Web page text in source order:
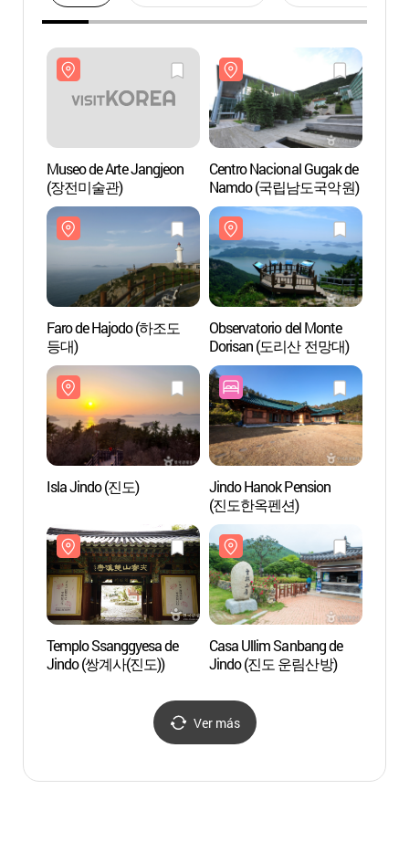
Museo de Arte Jangjeon
(장전미술관)
Centro Nacional Gugak de
Namdo (국립남도국악원)
Faro de Hajodo (하조도
등대)
Observatorio del Monte
Dorisan (도리산 전망대)
Isla Jindo (진도)
Jindo Hanok Pension
(진도한옥펜션)
Templo Ssanggyesa de
Jindo (쌍계사(진도))
Casa Ullim Sanbang de
Jindo (진도 운림산방)
Ver más